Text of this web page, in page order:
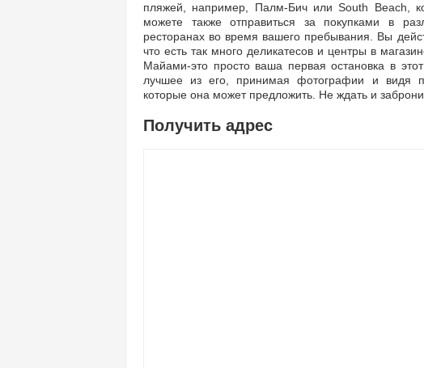
пляжей, например, Палм-Бич или South Beach,
можете также отправиться за покупками в
ресторанах во время вашего пребывания. Вы
что есть так много деликатесов и центры в
Майами-это просто ваша первая остановка в
лучшее из его, принимая фотографии и видя
которые она может предложить. Не ждать и
Получить адрес